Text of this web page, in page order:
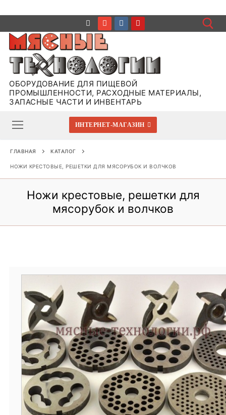
к
содержимому
ОБОРУДОВАНИЕ ДЛЯ ПИЩЕВОЙ
ПРОМЫШЛЕННОСТИ, РАСХОДНЫЕ МАТЕРИАЛЫ,
ЗАПАСНЫЕ ЧАСТИ И ИНВЕНТАРЬ
ИНТЕРНЕТ-МАГАЗИН
ГЛАВНАЯ КАТАЛОГ
НОЖИ КРЕСТОВЫЕ, РЕШЕТКИ ДЛЯ МЯСОРУБОК И ВОЛЧКОВ
Ножи крестовые, решетки для
мясорубок и волчков